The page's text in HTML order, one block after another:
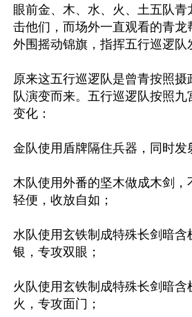
眼前金、木、水、火、土五队
击他们，而场外一直观看的青龙
外围摇动锦旗，指挥五行巡逻队
原来这五行巡逻队是曾青按照摄
队演变而来。五行巡逻队按照
变化：
金队使用盾牌隔住兵器，同时发
木队使用外番的坚木做成木剑，
轻便，收放自如；
水队使用玄铁制成特殊长剑暗含
银，专攻双眼；
火队使用玄铁制成特殊长剑暗含
火，专攻面门；